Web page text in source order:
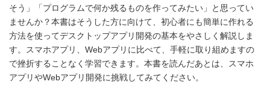
そう」「プログラムで何か残るものを作ってみたい」と思ってい
ませんか？本書はそうした方に向けて、初心者にも簡単に作れる
方法を使ってデスクトップアプリ開発の基本をやさしく解説しま
す。スマホアプリ、Webアプリに比べて、手軽に取り組めますの
で挫折することなく学習できます。本書を読んだあとは、スマホ
アプリやWebアプリ開発に挑戦してみてください。